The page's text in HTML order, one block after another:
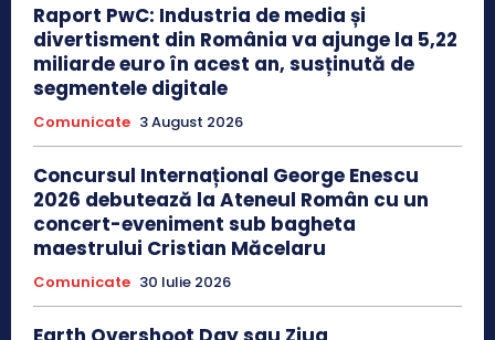
Raport PwC: Industria de media și
divertisment din România va ajunge la 5,22
miliarde euro în acest an, susținută de
segmentele digitale
Comunicate 3 August 2026
Concursul Internațional George Enescu
2026 debutează la Ateneul Român cu un
concert-eveniment sub bagheta
maestrului Cristian Măcelaru
Comunicate 30 Iulie 2026